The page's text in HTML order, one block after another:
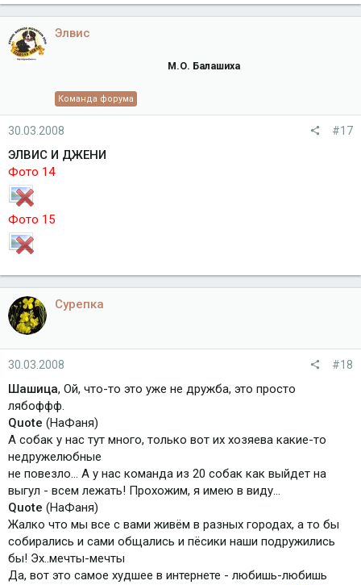
Элвис
М.О. Балашиха
Команда форума
30.03.2008 #17
ЭЛВИС И ДЖЕНИ
Фото 14
Фото 15
Сурепка
30.03.2008 #18
Шашица, Ой, что-то это уже не дружба, это просто
лябоффф.
Quote (НаФаня)
А собак у нас тут много, только вот их хозяева какие-то
недружелюбные
не повезло... А у нас команда из 20 собак как выйдет на
выгул - всем лежать! Прохожим, я имею в виду...
Quote (НаФаня)
Жалко что мы все с вами живём в разных городах, а то бы
собирались и сами общались и пёсики наши подружились
бы! Эх..мечты-мечты
Да, вот это самое худшее в интернете - любишь-любишь